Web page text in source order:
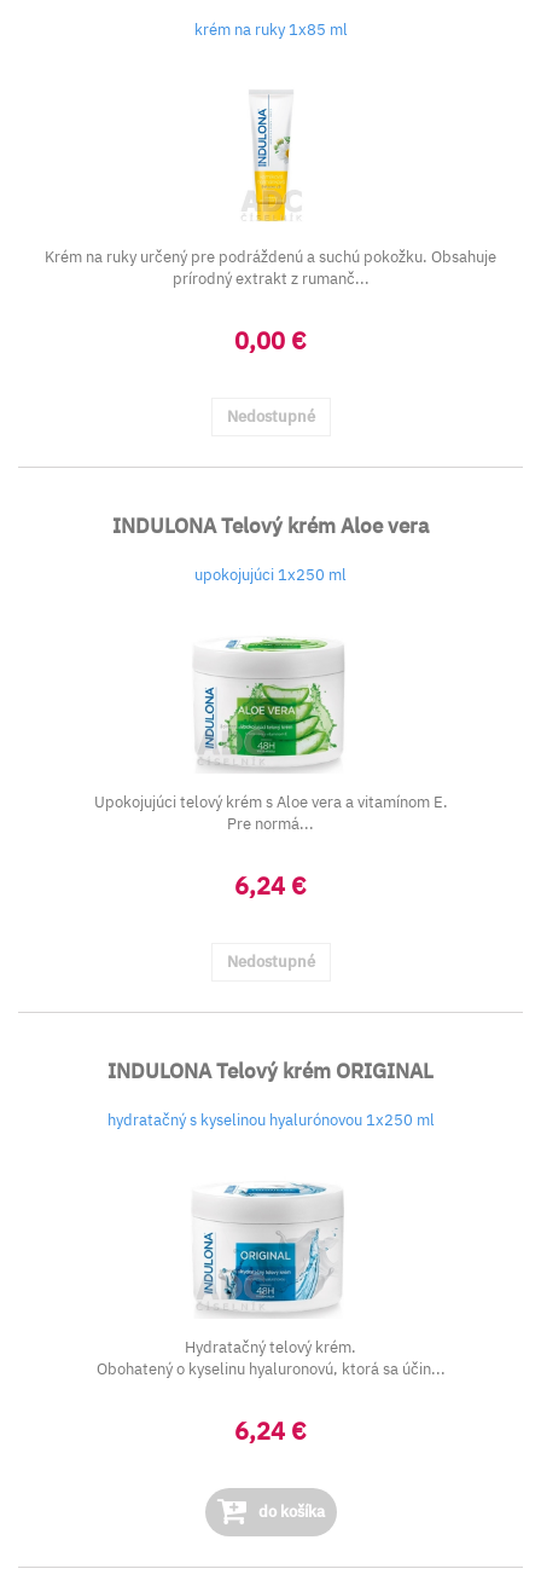
krém na ruky 1x85 ml
Krém na ruky určený pre podráždenú a suchú pokožku. Obsahuje
prírodný extrakt z rumanč...
0,00 €
Nedostupné
INDULONA Telový krém Aloe vera
upokojujúci 1x250 ml
Upokojujúci telový krém s Aloe vera a vitamínom E.
Pre normá...
6,24 €
Nedostupné
INDULONA Telový krém ORIGINAL
hydratačný s kyselinou hyalurónovou 1x250 ml
Hydratačný telový krém.
Obohatený o kyselinu hyaluronovú, ktorá sa účin...
6,24 €
do košíka